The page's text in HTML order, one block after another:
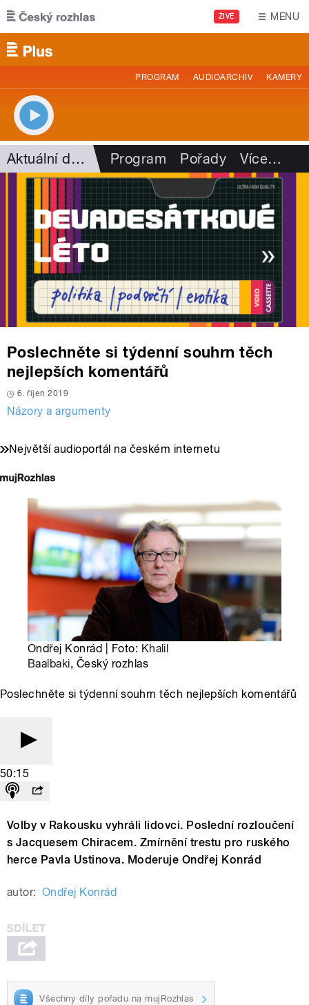
Přejít k hlavnímu obsahu
ŽIVĚ MENU
PROGRAM AUDIOARCHIV KAMERY
Aktuální dění Program Pořady Více…
Poslechněte si týdenní souhrn těch
nejlepších komentářů
6. říjen 2019
Názory a argumenty
Největší audioportál na českém internetu
Ondřej Konrád | Foto: Khalil
Baalbaki, Český rozhlas
Poslechněte si týdenní souhrn těch nejlepších komentářů
50:15
Volby v Rakousku vyhráli lidovci. Poslední rozloučení
s Jacquesem Chiracem. Zmírnění trestu pro ruského
herce Pavla Ustinova. Moderuje Ondřej Konrád
autor: Ondřej Konrád
Všechny díly pořadu na mujRozhlas